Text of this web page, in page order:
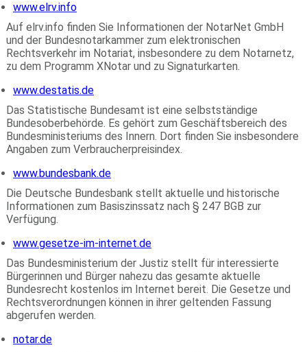
www.elrv.info
Auf elrv.info finden Sie Informationen der NotarNet GmbH
und der Bundesnotarkammer zum elektronischen
Rechtsverkehr im Notariat, insbesondere zu dem Notarnetz,
zu dem Programm XNotar und zu Signaturkarten.
www.destatis.de
Das Statistische Bundesamt ist eine selbstständige
Bundesoberbehörde. Es gehört zum Geschäftsbereich des
Bundesministeriums des Innern. Dort finden Sie insbesondere
Angaben zum Verbraucherpreisindex.
www.bundesbank.de
Die Deutsche Bundesbank stellt aktuelle und historische
Informationen zum Basiszinssatz nach § 247 BGB zur
Verfügung.
www.gesetze-im-internet.de
Das Bundesministerium der Justiz stellt für interessierte
Bürgerinnen und Bürger nahezu das gesamte aktuelle
Bundesrecht kostenlos im Internet bereit. Die Gesetze und
Rechtsverordnungen können in ihrer geltenden Fassung
abgerufen werden.
notar.de